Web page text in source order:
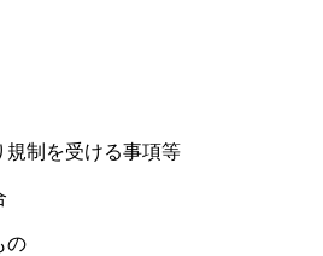
規制を受ける事項等
の